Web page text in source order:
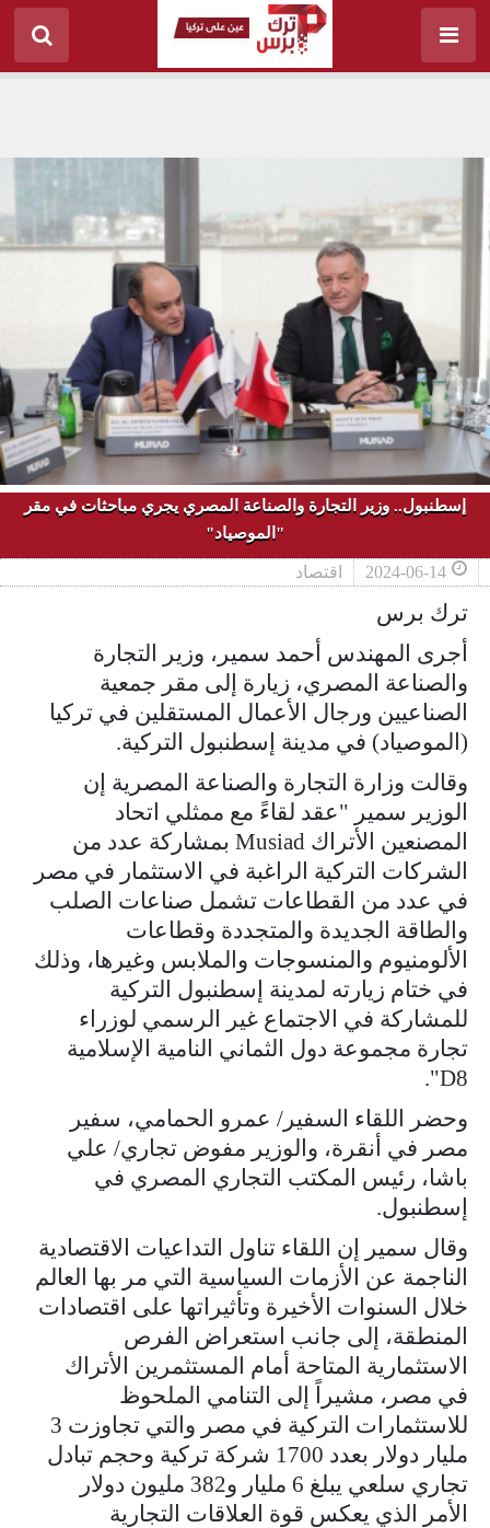
إسطنبول.. وزير التجارة والصناعة المصري يجري مباحثات في مقر
"الموصياد"
2024-06-14 اقتصاد
ترك برس
أجرى المهندس أحمد سمير، وزير التجارة
والصناعة المصري، زيارة إلى مقر جمعية
الصناعيين ورجال الأعمال المستقلين في تركيا
(الموصياد) في مدينة إسطنبول التركية.
وقالت وزارة التجارة والصناعة المصرية إن
الوزير سمير "عقد لقاءً مع ممثلي اتحاد
المصنعين الأتراك Musiad بمشاركة عدد من
الشركات التركية الراغبة في الاستثمار في مصر
في عدد من القطاعات تشمل صناعات الصلب
والطاقة الجديدة والمتجددة وقطاعات
الألومنيوم والمنسوجات والملابس وغيرها، وذلك
في ختام زيارته لمدينة إسطنبول التركية
للمشاركة في الاجتماع غير الرسمي لوزراء
تجارة مجموعة دول الثماني النامية الإسلامية
D8".
وحضر اللقاء السفير/ عمرو الحمامي، سفير
مصر في أنقرة، والوزير مفوض تجاري/ علي
باشا، رئيس المكتب التجاري المصري في
إسطنبول.
وقال سمير إن اللقاء تناول التداعيات الاقتصادية
الناجمة عن الأزمات السياسية التي مر بها العالم
خلال السنوات الأخيرة وتأثيراتها على اقتصادات
المنطقة، إلى جانب استعراض الفرص
الاستثمارية المتاحة أمام المستثمرين الأتراك
في مصر، مشيراً إلى التنامي الملحوظ
للاستثمارات التركية في مصر والتي تجاوزت 3
مليار دولار بعدد 1700 شركة تركية وحجم تبادل
تجاري سلعي يبلغ 6 مليار و382 مليون دولار
الأمر الذي يعكس قوة العلاقات التجارية